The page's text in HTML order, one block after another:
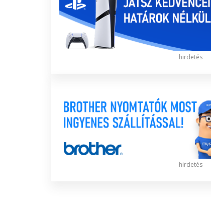
hirdetés
hirdetés